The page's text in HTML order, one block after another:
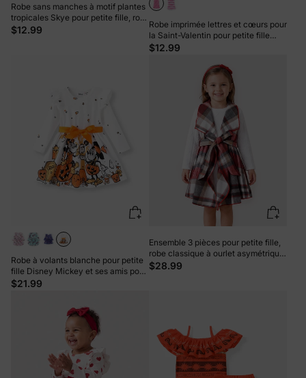
Robe sans manches à motif plantes
tropicales Skye pour petite fille, rose
vif, 1 pièce
$12.99
Robe imprimée lettres et cœurs pour
la Saint-Valentin pour petite fille
Barbie, rose
$12.99
Robe à volants blanche pour petite
fille Disney Mickey et ses amis pour
Halloween
$21.99
Ensemble 3 pièces pour petite fille,
robe classique à ourlet asymétrique,
motif quadrillé, rouge
$28.99